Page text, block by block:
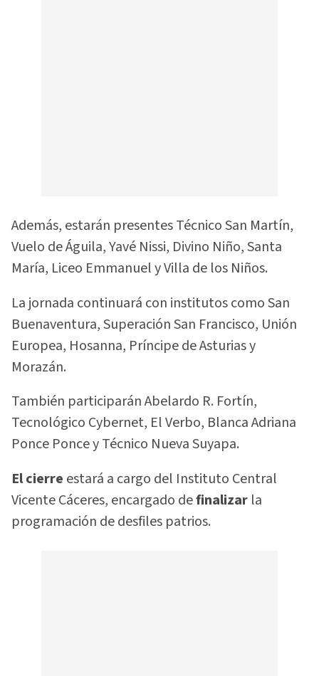
Además, estarán presentes Técnico San Martín,
Vuelo de Águila, Yavé Nissi, Divino Niño, Santa
María, Liceo Emmanuel y Villa de los Niños.
La jornada continuará con institutos como San
Buenaventura, Superación San Francisco, Unión
Europea, Hosanna, Príncipe de Asturias y
Morazán.
También participarán Abelardo R. Fortín,
Tecnológico Cybernet, El Verbo, Blanca Adriana
Ponce Ponce y Técnico Nueva Suyapa.
El cierre estará a cargo del Instituto Central
Vicente Cáceres, encargado definalizar la
programación de desfiles patrios.